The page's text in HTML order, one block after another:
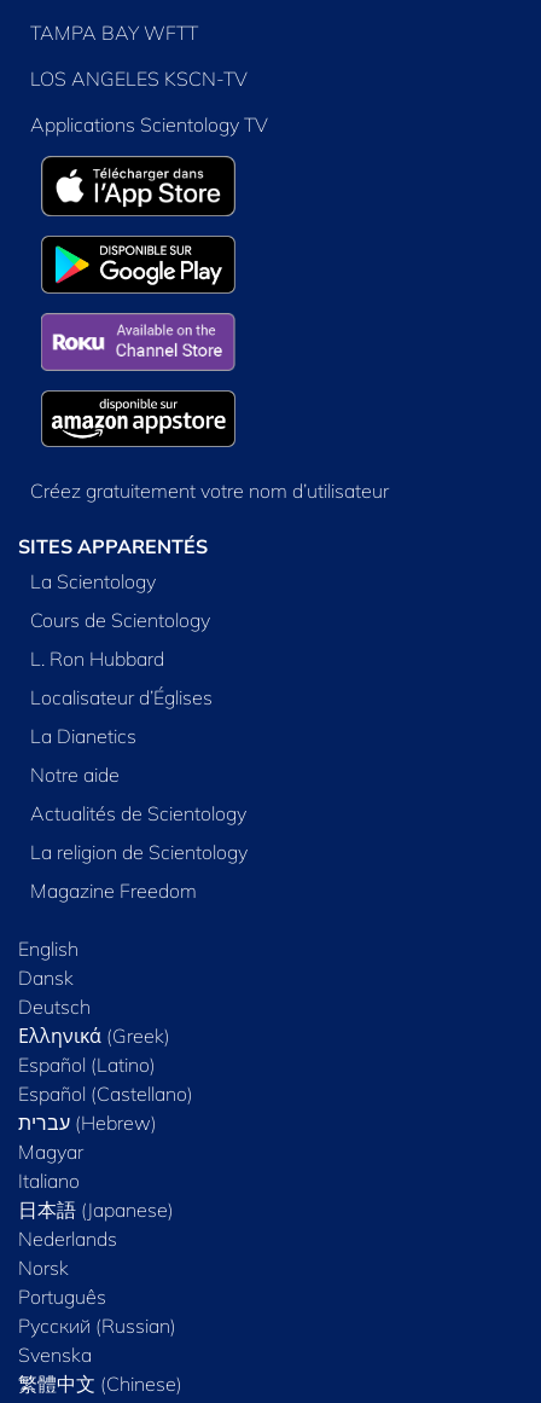
TAMPA BAY WFTT
LOS ANGELES KSCN-TV
Applications Scientology TV
Créez gratuitement votre nom d’utilisateur
SITES APPARENTÉS
La Scientology
Cours de Scientology
L. Ron Hubbard
Localisateur d’Églises
La Dianetics
Notre aide
Actualités de Scientology
La religion de Scientology
Magazine Freedom
English
Dansk
Deutsch
Ελληνικά (Greek)
Español (Latino)
Español (Castellano)
Magyar
Italiano
日本語 (Japanese)
Nederlands
Norsk
Português
Русский (Russian)
Svenska
繁體中文 (Chinese)